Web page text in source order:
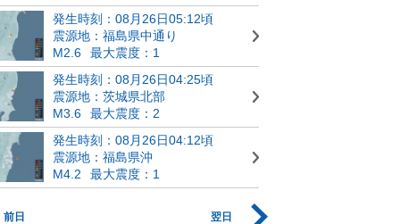
発生時刻：08月26日05:12頃
震源地：福島県中通り
M2.6
最大震度：1
発生時刻：08月26日04:25頃
震源地：茨城県北部
M3.6
最大震度：2
発生時刻：08月26日04:12頃
震源地：福島県沖
M4.2
最大震度：1
前日 翌日